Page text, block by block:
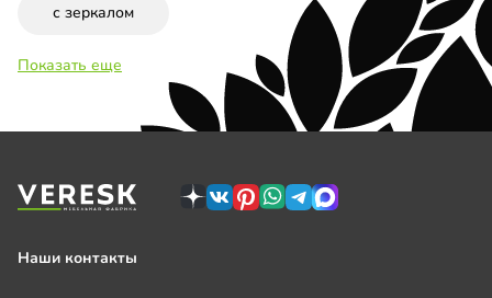
с зеркалом
Показать еще
Наши контакты